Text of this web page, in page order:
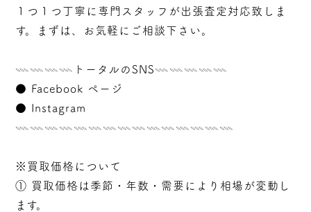
１つ１つ丁寧に専門スタッフが出張査定対応致しま
す。まずは、お気軽にご相談下さい。
𓇠𓇠𓇠𓇠トータルのSNS𓇠𓇠𓇠𓇠𓇠
● Facebook ページ
●
Instagram
𓇠𓇠𓇠𓇠𓇠𓇠𓇠𓇠𓇠𓇠𓇠𓇠𓇠𓇠𓇠
※買取価格について
① 買取価格は季節・年数・需要により相場が変動し
ます。